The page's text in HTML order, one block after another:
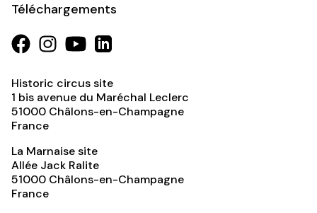
Téléchargements
Historic circus site
1 bis avenue du Maréchal Leclerc
51000 Châlons-en-Champagne
France
La Marnaise site
Allée Jack Ralite
51000 Châlons-en-Champagne
France